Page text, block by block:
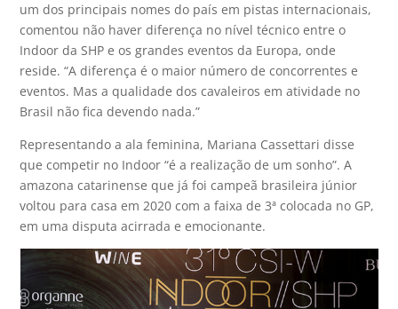
um dos principais nomes do país em pistas internacionais,
comentou não haver diferença no nível técnico entre o
Indoor da SHP e os grandes eventos da Europa, onde
reside. “A diferença é o maior número de concorrentes e
eventos. Mas a qualidade dos cavaleiros em atividade no
Brasil não fica devendo nada.”
Representando a ala feminina, Mariana Cassettari disse
que competir no Indoor “é a realização de um sonho”. A
amazona catarinense que já foi campeã brasileira júnior
voltou para casa em 2020 com a faixa de 3ª colocada no GP,
em uma disputa acirrada e emocionante.